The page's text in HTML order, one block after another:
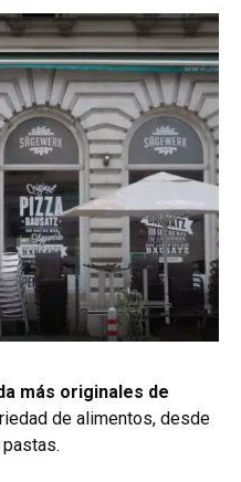
más originales de
de alimentos, desde